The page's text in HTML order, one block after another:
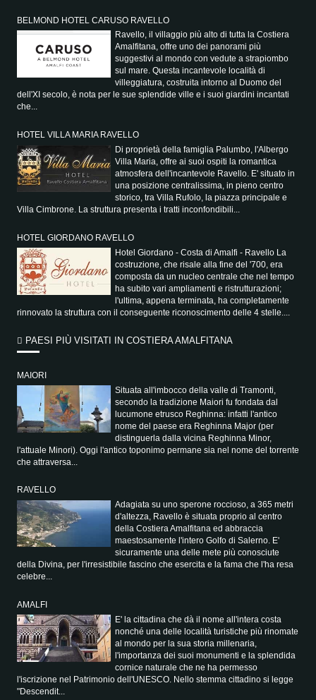
BELMOND HOTEL CARUSO RAVELLO
Ravello, il villaggio più alto di tutta la Costiera
Amalfitana, offre uno dei panorami più
suggestivi al mondo con vedute a strapiombo
sul mare. Questa incantevole località di
villeggiatura, costruita intorno al Duomo del
dell'XI secolo, è nota per le sue splendide ville e i suoi giardini incantati
che...
HOTEL VILLA MARIA RAVELLO
Di proprietà della famiglia Palumbo, l'Albergo
Villa Maria, offre ai suoi ospiti la romantica
atmosfera dell'incantevole Ravello. E' situato in
una posizione centralissima, in pieno centro
storico, tra Villa Rufolo, la piazza principale e
Villa Cimbrone. La struttura presenta i tratti inconfondibili...
HOTEL GIORDANO RAVELLO
Hotel Giordano - Costa di Amalfi - Ravello La
costruzione, che risale alla fine del '700, era
composta da un nucleo centrale che nel tempo
ha subito vari ampliamenti e ristrutturazioni;
l'ultima, appena terminata, ha completamente
rinnovato la struttura con il conseguente riconoscimento delle 4 stelle....
PAESI PIÙ VISITATI IN COSTIERA AMALFITANA
MAIORI
Situata all'imbocco della valle di Tramonti,
secondo la tradizione Maiori fu fondata dal
lucumone etrusco Reghinna: infatti l'antico
nome del paese era Reghinna Major (per
distinguerla dalla vicina Reghinna Minor,
l'attuale Minori). Oggi l'antico toponimo permane sia nel nome del torrente
che attraversa...
RAVELLO
Adagiata su uno sperone roccioso, a 365 metri
d'altezza, Ravello è situata proprio al centro
della Costiera Amalfitana ed abbraccia
maestosamente l'intero Golfo di Salerno. E'
sicuramente una delle mete più conosciute
della Divina, per l'irresistibile fascino che esercita e la fama che l'ha resa
celebre...
AMALFI
E' la cittadina che dà il nome all'intera costa
nonché una delle località turistiche più rinomate
al mondo per la sua storia millenaria,
l'importanza dei suoi monumenti e la splendida
cornice naturale che ne ha permesso
l'iscrizione nel Patrimonio dell'UNESCO. Nello stemma cittadino si legge
"Descendit...